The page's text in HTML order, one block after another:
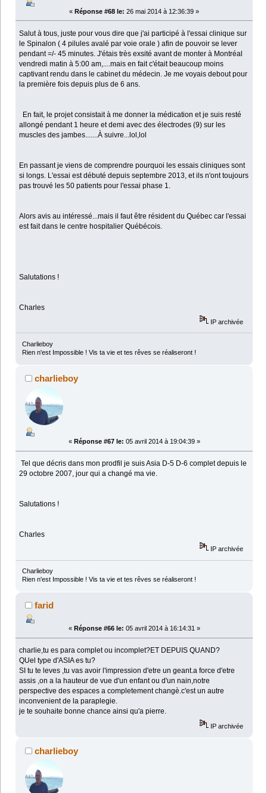
« Réponse #68 le: 26 mai 2014 à 12:36:39 »
Salut à tous, juste pour vous dire que j'ai participé à l'essai clinique sur
le Spinalon ( 4 pilules avalé par voie orale ) afin de pouvoir se lever
pendant =/- 45 minutes. J'étais très exsité avant de monter à Montréal
vendredi matin à 5:00 am,....mais en fait c'était beaucoup moins
captivant rendu dans le cabinet du médecin. Je me voyais debout pour
la première fois depuis plus de 6 ans.
En fait, le projet consistait à me donner la médication et je suis resté
allongé pendant 1 heure et demi avec des électrodes (9) sur les
muscles des jambes.......À suivre...lol,lol
En passant je viens de comprendre pourquoi les essais cliniques sont
si longs. L'essai est débuté depuis septembre 2013, et ils n'ont toujours
pas trouvé les 50 patients pour l'essai phase 1.
Alors avis au intéressé...mais il faut être résident du Québec car l'essai
est fait dans le centre hospitalier Québécois.
Salutations !
Charles
IP archivée
Charlieboy
Rien n'est Impossible ! Vis ta vie et tes rêves se réaliseront !
charlieboy
« Réponse #67 le: 05 avril 2014 à 19:04:39 »
Tel que décris dans mon prodfil je suis Asia D-5 D-6 complet depuis le
29 octobre 2007, jour qui a changé ma vie.
Salutations !
Charles
IP archivée
Charlieboy
Rien n'est Impossible ! Vis ta vie et tes rêves se réaliseront !
farid
« Réponse #66 le: 05 avril 2014 à 16:14:31 »
charlie,tu es para complet ou incomplet?ET DEPUIS QUAND?
QUel type d'ASIA es tu?
SI tu te leves ,tu vas avoir l'impression d'etre un geant.a force d'etre
assis ,on a la hauteur de vue d'un enfant ou d'un nain,notre
perspective des espaces a completement changè.c'est un autre
inconvenient de la paraplegie.
je te souhaite bonne chance ainsi qu'a pierre.
IP archivée
charlieboy